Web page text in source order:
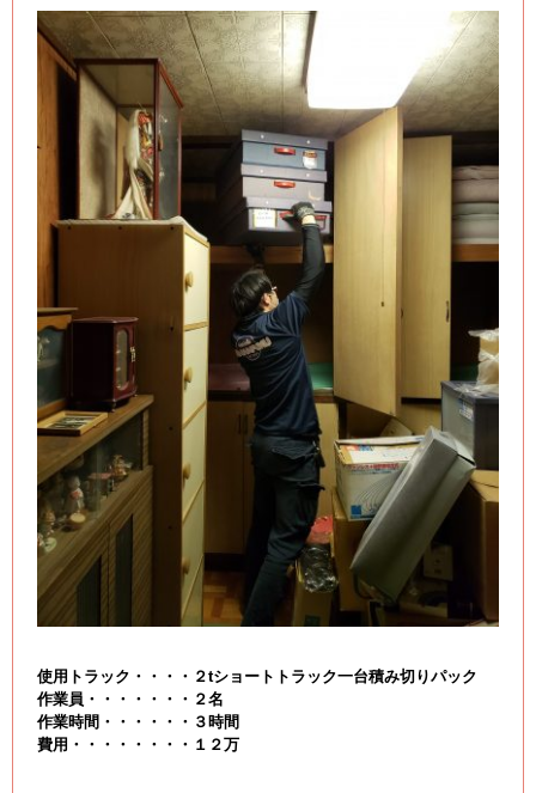
使用トラック・・・・２tショートトラック一台積み切りパック
作業員・・・・・・・２名
作業時間・・・・・・３時間
費用・・・・・・・・１２万